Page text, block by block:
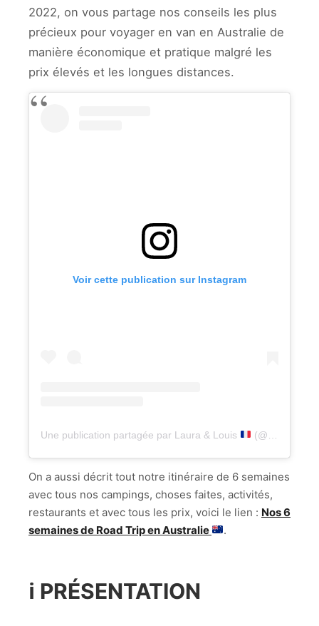
2022, on vous partage nos conseils les plus
précieux pour voyager en van en Australie de
manière économique et pratique malgré les
prix élevés et les longues distances.
Voir cette publication sur Instagram
Une publication partagée par Laura & Louis (@lesgourmetsnomades)
On a aussi décrit tout notre itinéraire de 6 semaines
avec tous nos campings, choses faites, activités,
restaurants et avec tous les prix, voici le lien : Nos 6
semaines de Road Trip en Australie
.
ℹ️ PRÉSENTATION